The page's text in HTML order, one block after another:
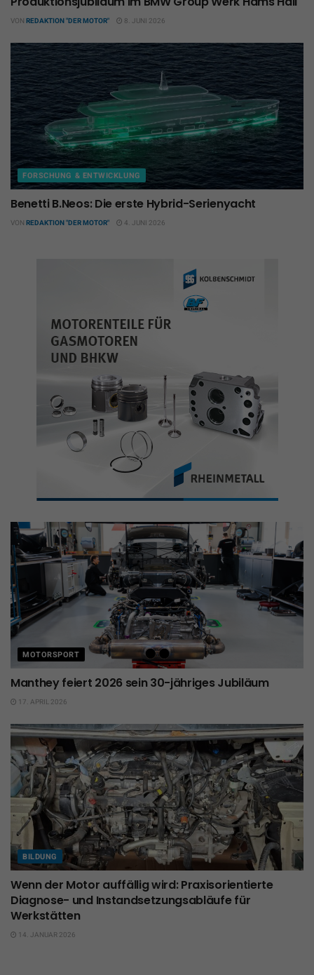
VON REDAKTION "DER MOTOR" 8. JUNI 2026
FORSCHUNG & ENTWICKLUNG
Benetti B.Neos: Die erste Hybrid-Serienyacht
VON REDAKTION "DER MOTOR" 4. JUNI 2026
MOTORSPORT
Manthey feiert 2026 sein 30-jähriges Jubiläum
17. APRIL 2026
BILDUNG
Wenn der Motor auffällig wird: Praxisorientierte
Diagnose- und Instandsetzungsabläufe für
Werkstätten
14. JANUAR 2026